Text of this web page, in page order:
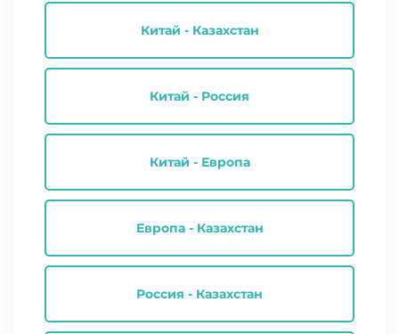
Китай - Казахстан
Китай - Россия
Китай - Европа
Европа - Казахстан
Россия - Казахстан